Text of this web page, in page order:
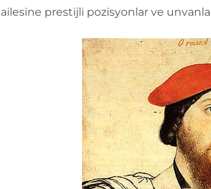
ailesine prestijli pozisyonlar ve